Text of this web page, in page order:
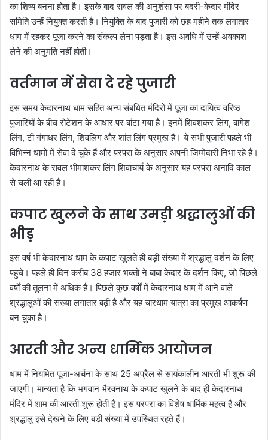
का शिष्य बनना होता है। इसके बाद रावल की अनुशंसा पर बदरी-केदार मंदिर
समिति उन्हें नियुक्त करती है। नियुक्ति के बाद पुजारी को छह महीने तक लगातार
धाम में रहकर पूजा करने का संकल्प लेना पड़ता है। इस अवधि में उन्हें अवकाश
लेने की अनुमति नहीं होती।
वर्तमान में सेवा दे रहे पुजारी
इस समय केदारनाथ धाम सहित अन्य संबंधित मंदिरों में पूजा का दायित्व वरिष्ठ
पुजारियों के बीच रोटेशन के आधार पर बांटा गया है। इनमें शिवशंकर लिंग, बागेश
लिंग, टी गंगाधर लिंग, शिवलिंग और शांत लिंग प्रमुख हैं। ये सभी पुजारी पहले भी
विभिन्न धामों में सेवा दे चुके हैं और परंपरा के अनुसार अपनी जिम्मेदारी निभा रहे हैं।
केदारनाथ के रावल भीमाशंकर लिंग शिवाचार्य के अनुसार यह परंपरा अनादि काल
से चली आ रही है।
कपाट खुलने के साथ उमड़ी श्रद्धालुओं की
भीड़
इस वर्ष भी केदारनाथ धाम के कपाट खुलते ही बड़ी संख्या में श्रद्धालु दर्शन के लिए
पहुंचे। पहले ही दिन करीब 38 हजार भक्तों ने बाबा केदार के दर्शन किए, जो पिछले
वर्षों की तुलना में अधिक है। पिछले कुछ वर्षों में केदारनाथ धाम में आने वाले
श्रद्धालुओं की संख्या लगातार बढ़ी है और यह चारधाम यात्रा का प्रमुख आकर्षण
बन चुका है।
आरती और अन्य धार्मिक आयोजन
धाम में नियमित पूजा-अर्चना के साथ 25 अप्रैल से सायंकालीन आरती भी शुरू की
जाएगी। मान्यता है कि भगवान भैरवनाथ के कपाट खुलने के बाद ही केदारनाथ
मंदिर में शाम की आरती शुरू होती है। इस परंपरा का विशेष धार्मिक महत्व है और
श्रद्धालु इसे देखने के लिए बड़ी संख्या में उपस्थित रहते हैं।